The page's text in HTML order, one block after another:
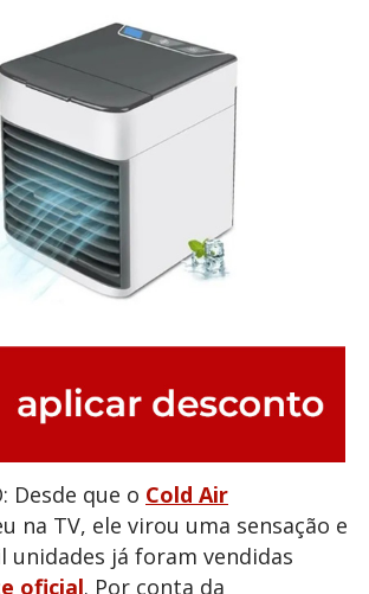
Desde que o Cold Air
na TV, ele virou uma sensação e
unidades já foram vendidas
oficial. Por conta da